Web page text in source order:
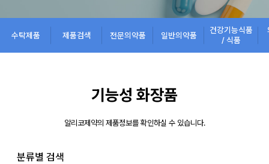
수탁제품 제품검색 전문의약품 일반의약품
건강기능식품
/ 식품
기능성 화장품
알리코제약의 제품정보를 확인하실 수 있습니다.
분류별 검색